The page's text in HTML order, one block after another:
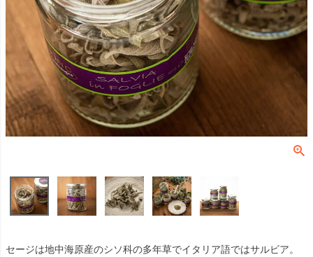
セージは地中海原産のシソ科の多年草でイタリア語ではサルビア。